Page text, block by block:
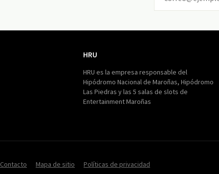
HRU
HRU es la empresa responsable del
Hipódromo Nacional de Maroñas, Hipódromo
Las Piedras y las 5 salas de slots de
Entertainment Maroñas
Contacto Mapa de sitio Políticas de privacidad